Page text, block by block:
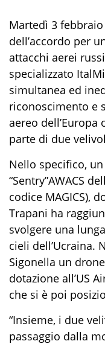
Martedì 3 febbraio
dell’accordo per
attacchi aerei
specializzato
simultanea ed
riconoscimento e
aereo
parte di due
Nello specifico, u
“Sentry”AWACS
codice MAGICS),
Trapani ha
svolgere una lunga
cieli dell’Ucraina.
Sigonella un
dotazione all’US
che si è poi po
“Insieme, i due
passaggio dalla